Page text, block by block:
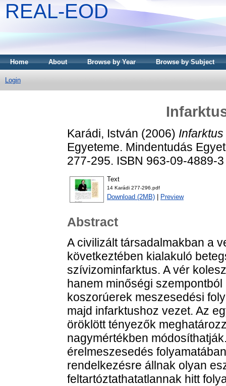
REAL-EOD
Home About Browse by Year Browse by Subject
Login
Karádi, István (2006)
Egyeteme. Mindentudás
277-295. ISBN 963-09-4889-3
Text
14 Karádi 277-296.pdf
Download (2MB) Preview
Abstract
A civilizált társadalmakban a
következtében kialakuló
szívizominfarktus. A vér
hanem minőségi
koszorúerek meszesedési
majd infarktushoz vezet. Az
öröklött tényezők
nagymértékben
érelmeszesedés
rendelkezésre állnak olyan
feltartóztathatatlannak hitt